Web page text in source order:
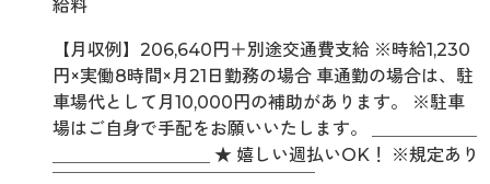
給料
【月収例】206,640円＋別途交通費支給 ※時給1,230
円×実働8時間×月21日勤務の場合 車通勤の場合は、駐
車場代として月10,000円の補助があります。 ※駐車
場はご自身で手配をお願いいたします。 ＿＿＿＿＿＿
＿＿＿＿＿＿＿＿＿ ★ 嬉しい週払いOK！ ※規定あり